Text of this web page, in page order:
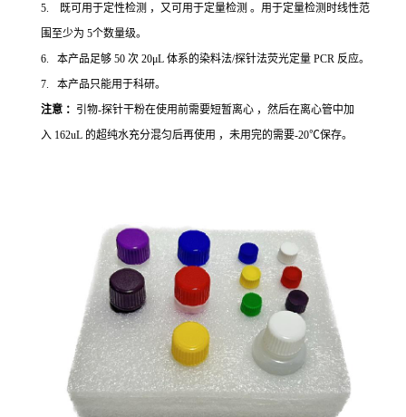
5. 既可用于定性检测 ，又可用于定量检测 。用于定量检测时线性范
围至少为 5个数量级。
6. 本产品足够 50 次 20μL 体系的染料法/探针法荧光定量 PCR 反应。
7. 本产品只能用于科研。
注意 ： 引物-探针干粉在使用前需要短暂离心 ，然后在离心管中加
入 162uL 的超纯水充分混匀后再使用 ，未用完的需要-20℃保存。